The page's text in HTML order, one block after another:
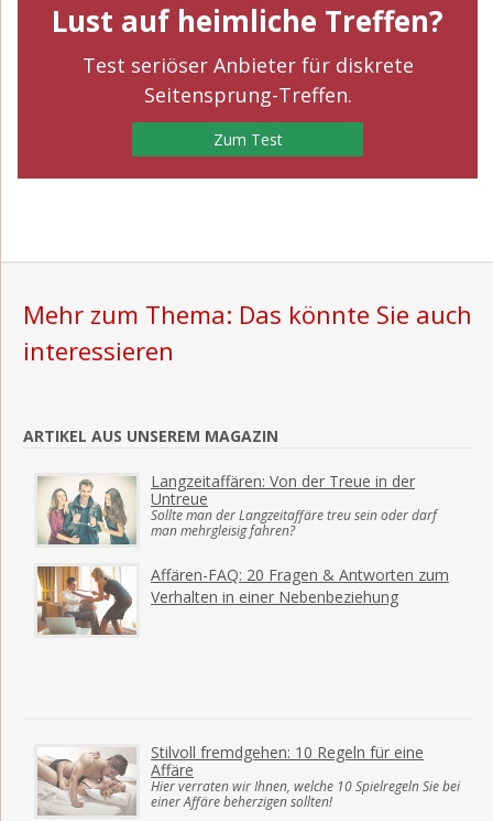
Lust auf heimliche Treffen?
Test seriöser Anbieter für diskrete
Seitensprung-Treffen.
Zum Test
Mehr zum Thema: Das könnte Sie auch
interessieren
ARTIKEL AUS UNSEREM MAGAZIN
Langzeitaffären: Von der Treue in der
Untreue
Sollte man der Langzeitaffäre treu sein oder darf
man mehrgleisig fahren?
Affären-FAQ: 20 Fragen & Antworten zum
Verhalten in einer Nebenbeziehung
Stilvoll fremdgehen: 10 Regeln für eine
Affäre
Hier verraten wir Ihnen, welche 10 Spielregeln Sie bei
einer Affäre beherzigen sollten!